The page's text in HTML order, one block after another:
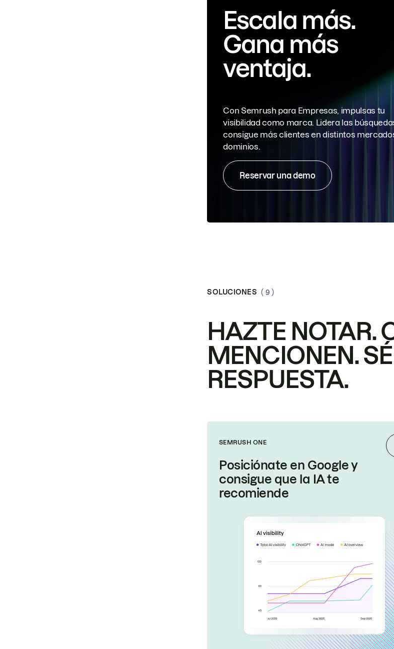
Escala más.
Gana más
ventaja.
Con Semrush para Empresas, impulsas tu
visibilidad como marca. Lidera las
consigue más clientes en distintos
dominios.
Reservar una demo
SOLUCIONES ( 9 )
HAZTE NOTAR.
MENCIONEN.
RESPUESTA.
SEMRUSH ONE
Posiciónate en Google y
consigue que la IA te
recomiende